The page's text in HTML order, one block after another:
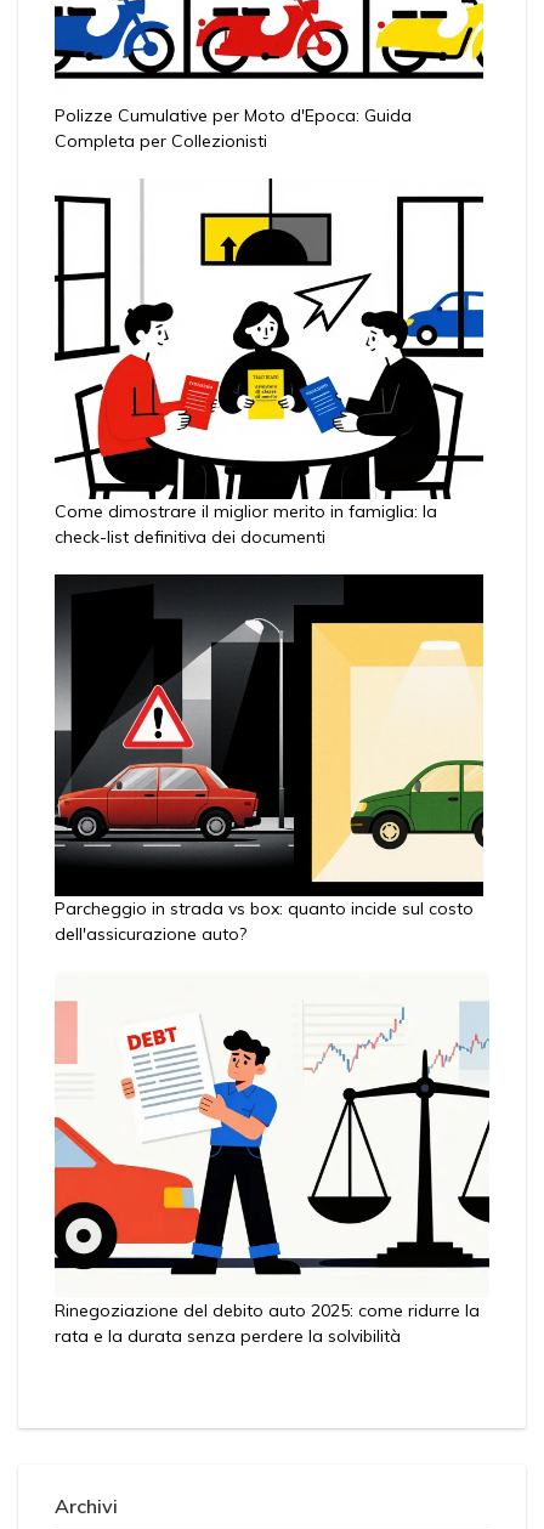
Polizze Cumulative per Moto d'Epoca: Guida
Completa per Collezionisti
Come dimostrare il miglior merito in famiglia: la
check-list definitiva dei documenti
Parcheggio in strada vs box: quanto incide sul costo
dell'assicurazione auto?
Rinegoziazione del debito auto 2025: come ridurre la
rata e la durata senza perdere la solvibilità
Archivi